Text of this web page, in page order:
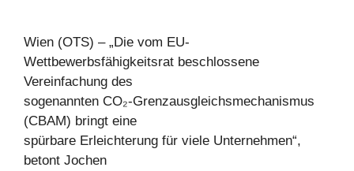
Wien (OTS) – „Die vom EU-
Wettbewerbsfähigkeitsrat beschlossene
Vereinfachung des
sogenannten CO₂-Grenzausgleichsmechanismus
(CBAM) bringt eine
spürbare Erleichterung für viele Unternehmen“,
betont Jochen